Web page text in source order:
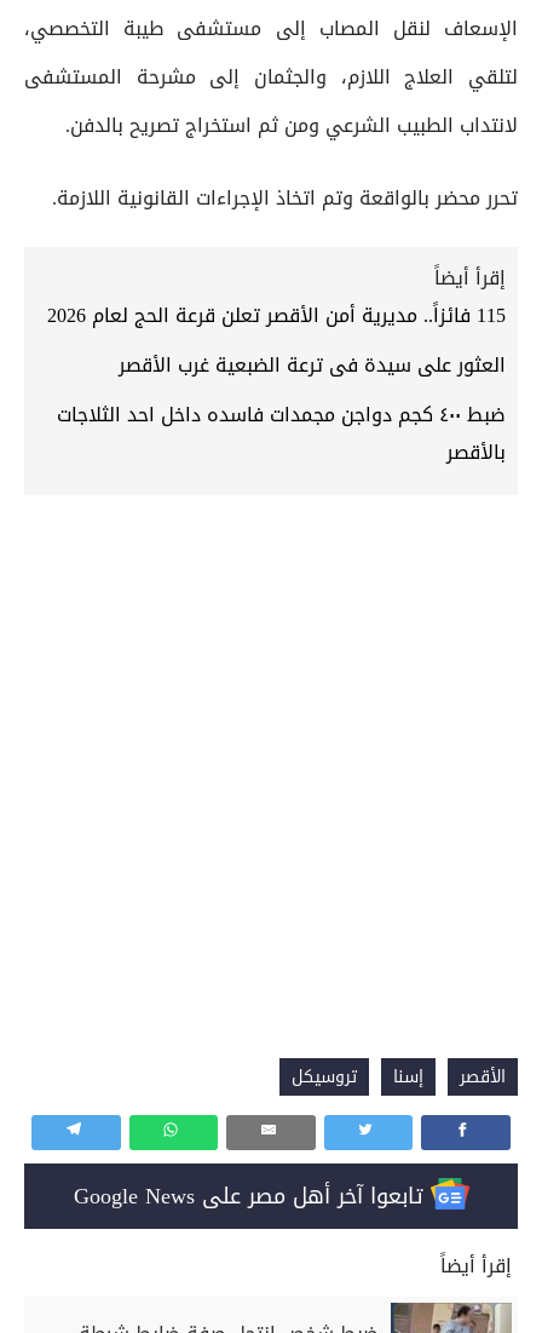
الإسعاف لنقل المصاب إلى مستشفى طيبة التخصصي،
لتلقي العلاج اللازم، والجثمان إلى مشرحة المستشفى
لانتداب الطبيب الشرعي ومن ثم استخراج تصريح بالدفن.
تحرر محضر بالواقعة وتم اتخاذ الإجراءات القانونية اللازمة.
إقرأ أيضاً
115 فائزاً.. مديرية أمن الأقصر تعلن قرعة الحج لعام 2026
العثور على سيدة فى ترعة الضبعية غرب الأقصر
ضبط ٤٠٠ كجم دواجن مجمدات فاسده داخل احد الثلاجات
بالأقصر
الأقصر إسنا تروسيكل
تابعوا آخر أهل مصر على Google News
إقرأ أيضاً